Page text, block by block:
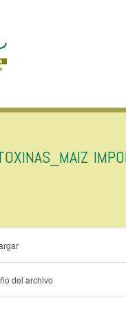
del archivo